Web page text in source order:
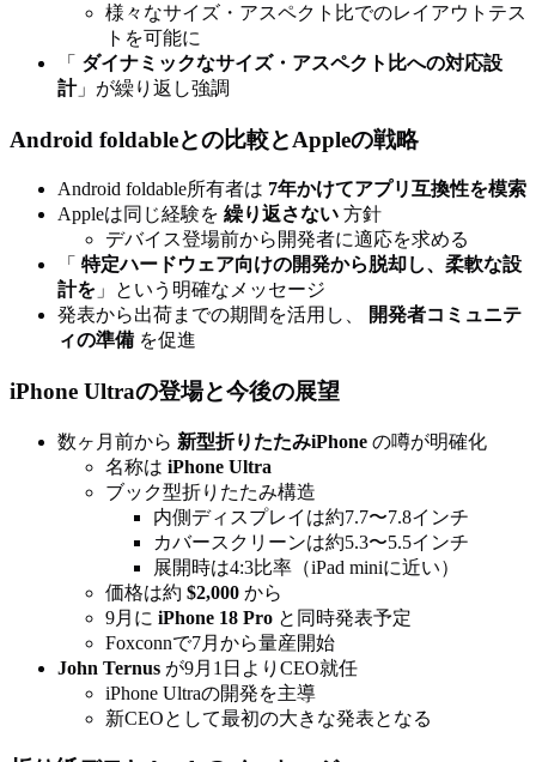
様々なサイズ・アスペクト比でのレイアウトテス
トを可能に
「 ダイナミックなサイズ・アスペクト比への対応設
計」が繰り返し強調
Android foldableとの比較とAppleの戦略
Android foldable所有者は 7年かけてアプリ互換性を模索
Appleは同じ経験を 繰り返さない 方針
デバイス登場前から開発者に適応を求める
「 特定ハードウェア向けの開発から脱却し、柔軟な設
計を 」という明確なメッセージ
発表から出荷までの期間を活用し、
開発者コミュニテ
ィの準備 を促進
iPhone Ultraの登場と今後の展望
数ヶ月前から 新型折りたたみiPhone の噂が明確化
名称は iPhone Ultra
ブック型折りたたみ構造
内側ディスプレイは約7.7〜7.8インチ
カバースクリーンは約5.3〜5.5インチ
展開時は4:3比率（iPad miniに近い）
価格は約 $2,000 から
9月に iPhone 18 Pro と同時発表予定
Foxconnで7月から量産開始
John Ternus が9月1日よりCEO就任
iPhone Ultraの開発を主導
新CEOとして最初の大きな発表となる